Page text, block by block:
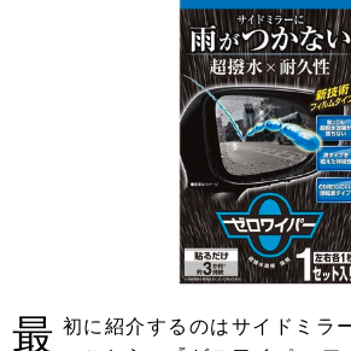
最 初に紹介するのはサイドミラ